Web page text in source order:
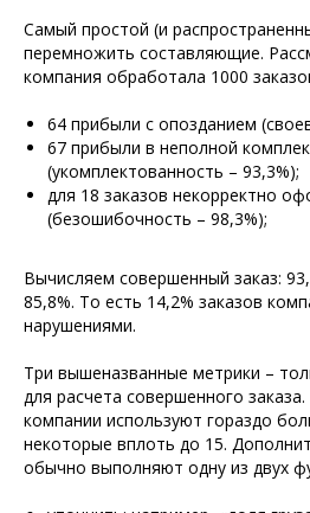
Самый простой (и
перемножить составляющие.
компания обработала 1000
64 прибыли с опозданием
67 прибыли в неполной
(укомплектованность – 93,3%);
для 18 заказов некорректно
(безошибочность – 98,3%);
Вычисляем совершенный заказ:
85,8%. То есть 14,2% заказов
нарушениями.
Три вышеназванные метрики –
для расчета совершенного
компании используют гораздо
некоторые вплоть до 15.
обычно выполняют одну из двух